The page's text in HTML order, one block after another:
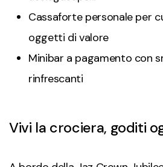
Cassaforte personale per
oggetti di valore
Minibar a pagamento con
rinfrescanti
Vivi la crociera, goditi